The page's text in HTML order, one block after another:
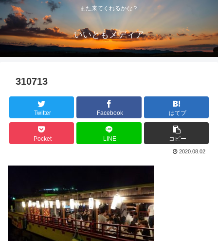
また来てくれるかな？
いいともメディア
310713
Twitter Facebook はてブ
Pocket LINE コピー
2020.08.02